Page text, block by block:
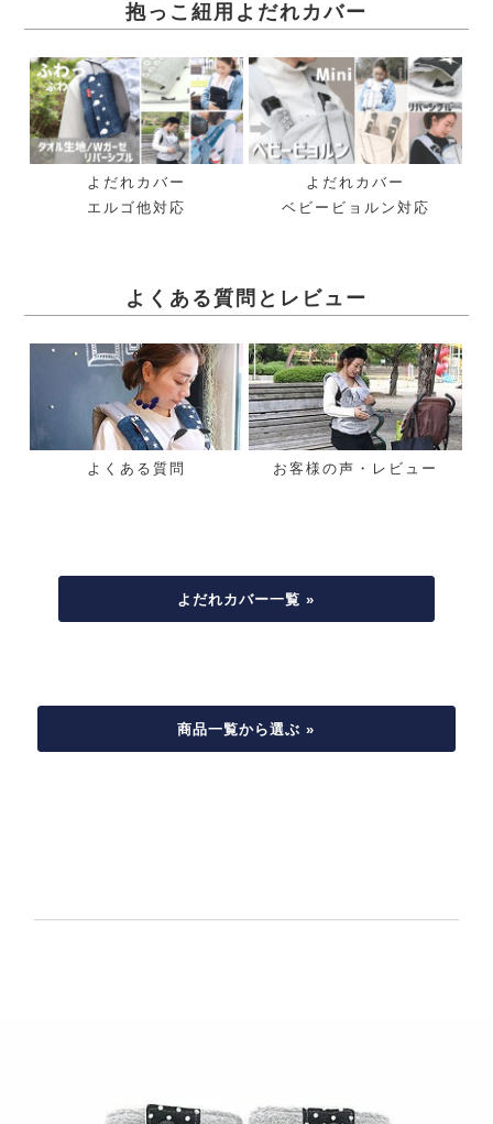
抱っこ紐用よだれカバー
よだれカバー
エルゴ他対応
よだれカバー
ベビービョルン対応
よくある質問とレビュー
よくある質問 お客様の声・レビュー
よだれカバー一覧 »
商品一覧から選ぶ »